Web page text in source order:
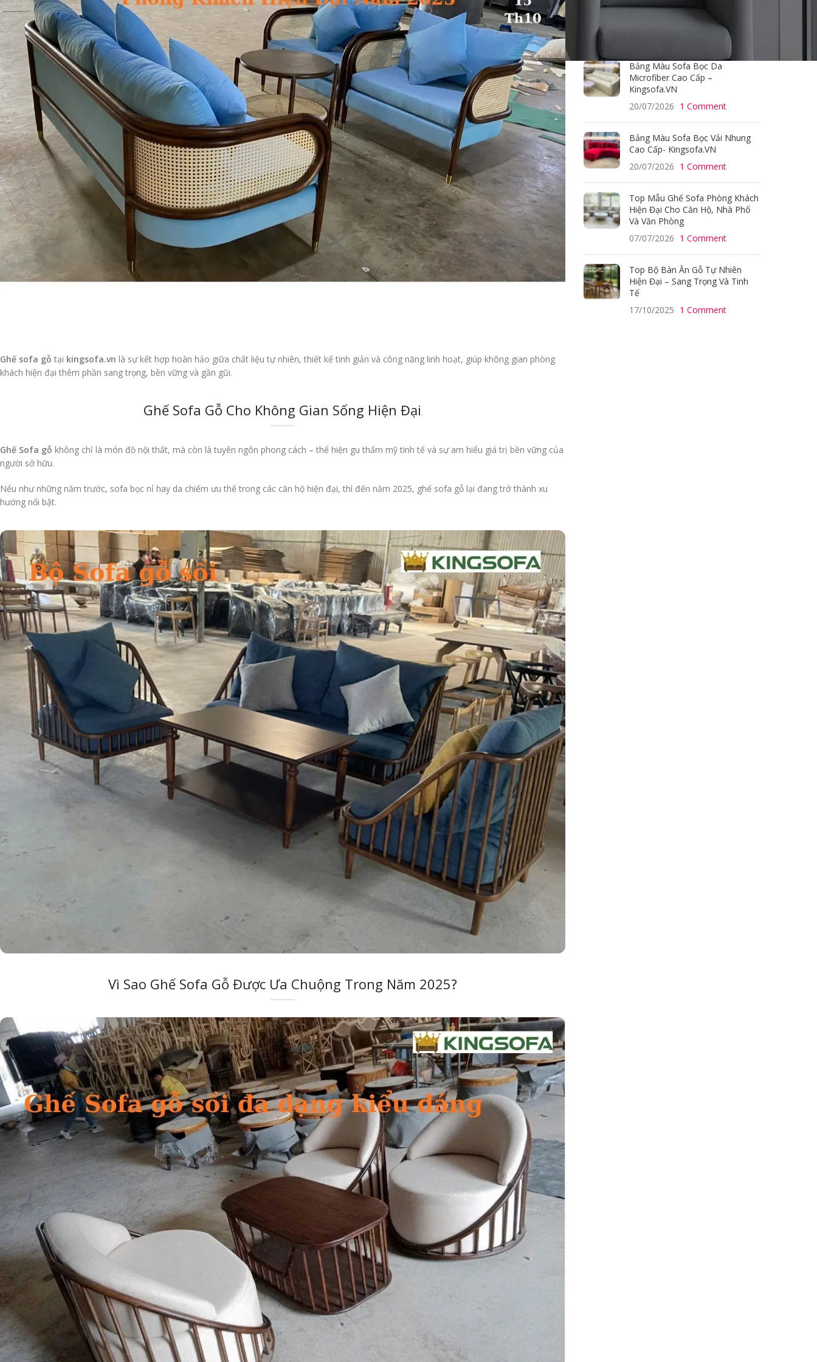
Ghế sofa gỗ tại kingsofa.vn là sự kết hợp hoàn hảo giữa chất liệu tự nhiên, thiết kế tinh giản và công năng linh hoạt, giúp không gian phòng
khách hiện đại thêm phần sang trọng, bền vững và gần gũi.
Ghế Sofa Gỗ Cho Không Gian Sống Hiện Đại
Ghế Sofa gỗ không chỉ là món đồ nội thất, mà còn là tuyên ngôn phong cách – thể hiện gu thẩm mỹ tinh tế và sự am hiểu giá trị bền vững của
người sở hữu.
Nếu như những năm trước, sofa bọc nỉ hay da chiếm ưu thế trong các căn hộ hiện đại, thì đến năm 2025, ghế sofa gỗ lại đang trở thành xu
hướng nổi bật.
Vì Sao Ghế Sofa Gỗ Được Ưa Chuộng Trong Năm 2025?
Bảng Màu Sofa Bọc Vải Bố Cao
Cấp – Kingsofa.VN
Bảng Màu Sofa Bọc Da
Microfiber Cao Cấp –
Kingsofa.VN
20/07/2026 1 Comment
Bảng Màu Sofa Bọc Vải Nhung
Cao Cấp- Kingsofa.VN
20/07/2026 1 Comment
Top Mẫu Ghế Sofa Phòng Khách
Hiện Đại Cho Căn Hộ, Nhà Phố
Và Văn Phòng
07/07/2026 1 Comment
Top Bộ Bàn Ăn Gỗ Tự Nhiên
Hiện Đại – Sang Trọng Và Tinh
Tế
17/10/2025 1 Comment